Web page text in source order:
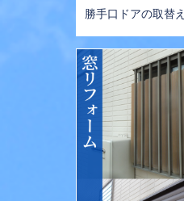
勝手口ドアの取替え